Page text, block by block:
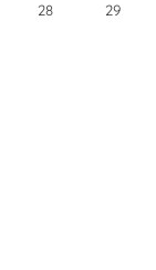
28 29